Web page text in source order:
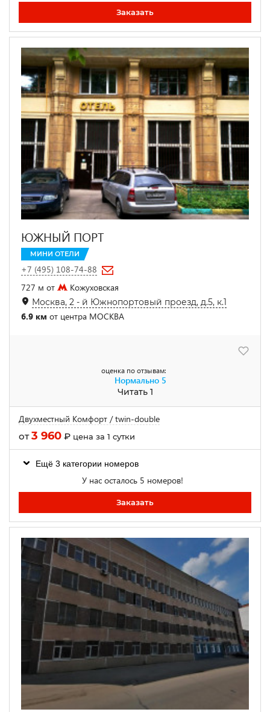
Заказать
ЮЖНЫЙ ПОРТ
МИНИ ОТЕЛИ
+7 (495) 108-74-88
727 м от
Кожуховская
Москва, 2 - й Южнопортовый проезд, д.5, к.1
6.9 км от центра МОСКВА
оценка по отзывам:
Нормально 5
Читать 1
Двухместный Комфорт / twin-double
от3 960 ₽ цена за 1 сутки
Ещё 3 категории номеров
У нас осталось 5 номеров!
Заказать